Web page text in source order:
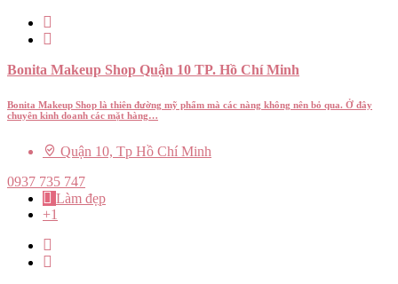
Bonita Makeup Shop Quận 10 TP. Hồ Chí Minh
Bonita Makeup Shop là thiên đường mỹ phẩm mà các nàng không nên bỏ qua. Ở đây
chuyên kinh doanh các mặt hàng…
Quận 10, Tp Hồ Chí Minh
0937 735 747
Làm đẹp
+1